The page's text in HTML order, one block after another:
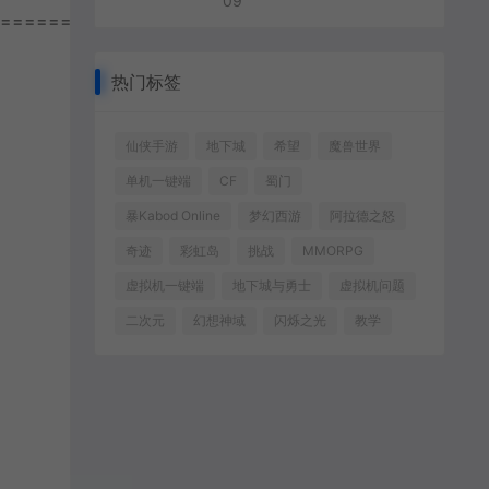
热门标签
仙侠手游 地下城 希望 魔兽世界
单机一键端 CF 蜀门
暴Kabod Online 梦幻西游 阿拉德之怒
奇迹 彩虹岛 挑战 MMORPG
虚拟机一键端 地下城与勇士 虚拟机问题
二次元 幻想神域 闪烁之光 教学